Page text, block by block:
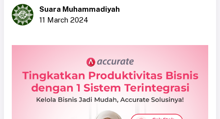
Suara Muhammadiyah
11 March 2024